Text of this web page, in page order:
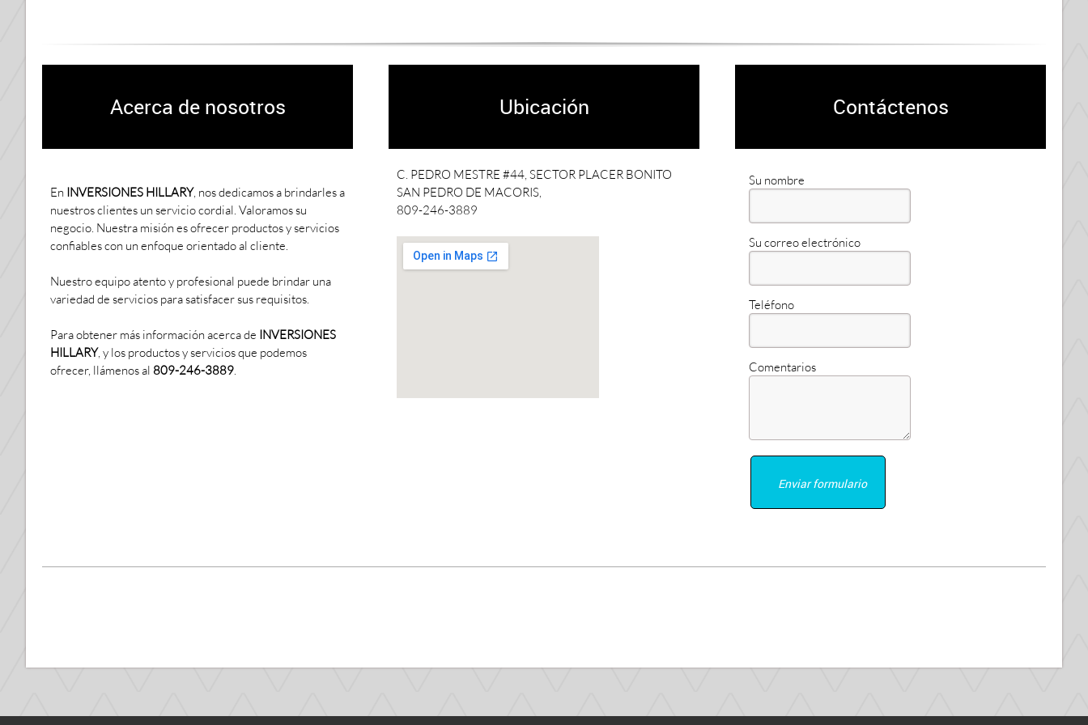
Acerca de nosotros
En INVERSIONES HILLARY, nos dedicamos a brindarles a
nuestros clientes un servicio cordial. Valoramos su
negocio. Nuestra misión es ofrecer productos y servicios
confiables con un enfoque orientado al cliente.
Nuestro equipo atento y profesional puede brindar una
variedad de servicios para satisfacer sus requisitos.
Para obtener más información acerca de INVERSIONES
HILLARY, y los productos y servicios que podemos
ofrecer, llámenos al 809-246-3889
Ubicación
C. PEDRO MESTRE #44, SECTOR PLACER BONITO
SAN PEDRO DE MACORIS,
809-246-3889
Contáctenos
Su nombre
Su correo electrónico
Teléfono
Comentarios
Enviar formulario